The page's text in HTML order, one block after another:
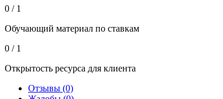
0 / 1
Обучающий материал по ставкам
0 / 1
Открытость ресурса для клиента
Отзывы (0)